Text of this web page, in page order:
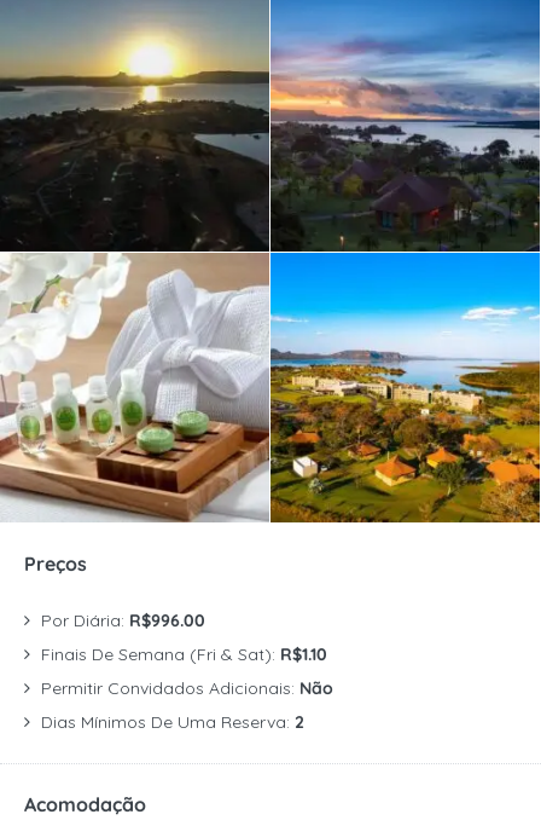
Preços
Por Diária: R$996.00
Finais De Semana (Fri & Sat): R$1.10
Permitir Convidados Adicionais: Não
Dias Mínimos De Uma Reserva: 2
Acomodação